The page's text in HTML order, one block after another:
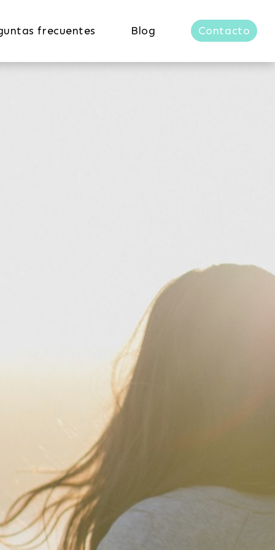
frecuentes Blog Contacto